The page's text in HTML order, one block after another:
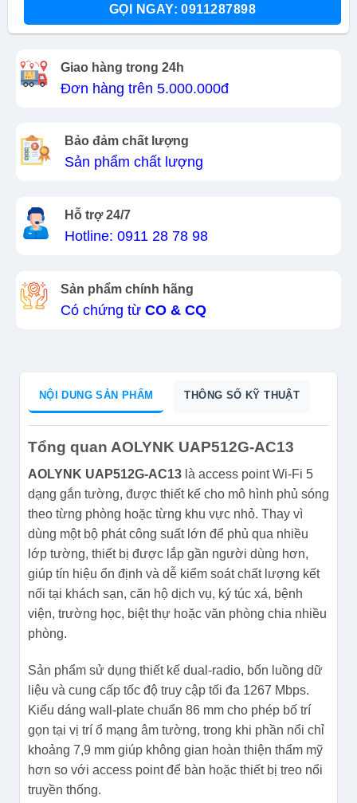
GỌI NGAY: 0911287898
Giao hàng trong 24h
Đơn hàng trên 5.000.000đ
Bảo đảm chất lượng
Sản phẩm chất lượng
Hỗ trợ 24/7
Hotline: 0911 28 78 98
Sản phẩm chính hãng
Có chứng từ CO & CQ
NỘI DUNG SẢN PHẨM THÔNG SỐ KỸ THUẬT
Tổng quan AOLYNK UAP512G-AC13
AOLYNK UAP512G-AC13là access point Wi-Fi 5
dạng gắn tường, được thiết kế cho mô hình phủ sóng
theo từng phòng hoặc từng khu vực nhỏ. Thay vì
dùng một bộ phát công suất lớn để phủ qua nhiều
lớp tường, thiết bị được lắp gần người dùng hơn,
giúp tín hiệu ổn định và dễ kiểm soát chất lượng kết
nối tại khách sạn, căn hộ dịch vụ, ký túc xá, bệnh
viện, trường học, biệt thự hoặc văn phòng chia nhiều
phòng.
Sản phẩm sử dụng thiết kế dual-radio, bốn luồng dữ
liệu và cung cấp tốc độ truy cập tối đa 1267 Mbps.
Kiểu dáng wall-plate chuẩn 86 mm cho phép bố trí
gọn tại vị trí ổ mạng âm tường, trong khi phần nổi chỉ
khoảng 7,9 mm giúp không gian hoàn thiện thẩm mỹ
hơn so với access point để bàn hoặc thiết bị treo nổi
truyền thống.